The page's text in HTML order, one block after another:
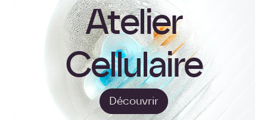
Atelier
Cellulaire
Découvrir